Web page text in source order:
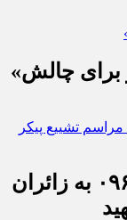
خدمات رایگان امدادخودرو ۰۹۶۶۳ به زائران